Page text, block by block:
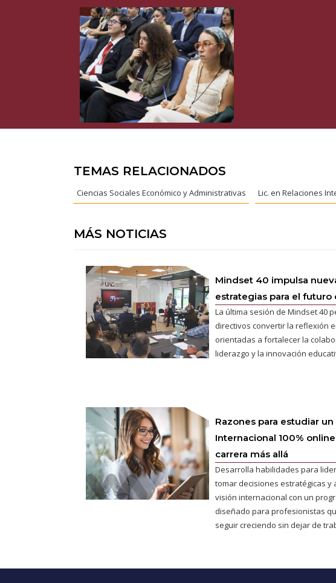
TEMAS RELACIONADOS
Ciencias Sociales Económico y Administrativas Lic. en Relaciones
MÁS NOTICIAS
Mindset 40 impulsa
estrategias para el futuro
La última sesión de Mindset 40
directivos convertir la reflexión
orientadas a fortalecer la
liderazgo y la innovación
Razones para estudiar un
Internacional 100%
carrera más allá
Desarrolla habilidades para
tomar decisiones estratégicas y
visión internacional con un
diseñado para profesionistas
seguir creciendo sin dejar de